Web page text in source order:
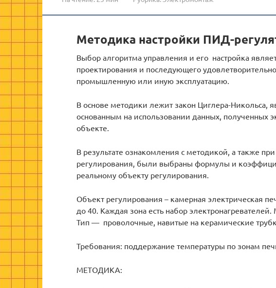
Методика настройки ПИД-
Выбор алгоритма управления и его настройка
проектирования и последующего
промышленную или иную эксплуатацию.
В основе методики лежит закон Циглера-
основанным на использовании данных, полученных
объекте.
В результате ознакомления с методикой, а также
регулирования, были выбраны формулы и
реальному объекту регулирования.
Объект регулирования – камерная электрическая
до 40. Каждая зона есть набор
Тип — проволочные, навитые на керамические
Требования: поддержание температуры по зонам
МЕТОДИКА: